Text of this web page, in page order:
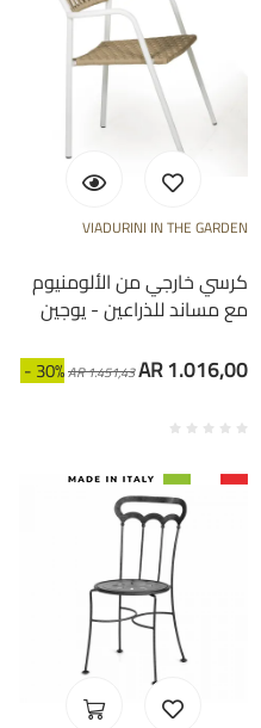
VIADURINI IN THE GARDEN
كرسي خارجي من الألومنيوم
مع مساند للذراعين - يوجين
- 30%AR 1.451,43AR 1.016,00